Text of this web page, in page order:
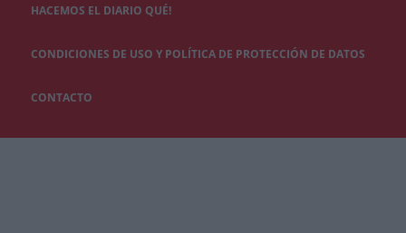
HACEMOS EL DIARIO QUÉ!
CONDICIONES DE USO Y POLÍTICA DE PROTECCIÓN DE DATOS
CONTACTO